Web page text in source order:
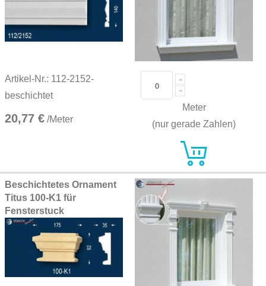
Artikel-Nr.: 112-2152-
beschichtet
20,77 € /Meter
Meter
(nur gerade Zahlen)
Beschichtetes Ornament
Titus 100-K1 für
Fensterstuck